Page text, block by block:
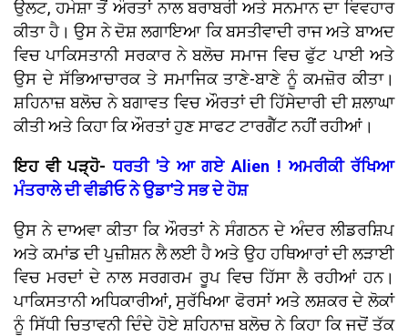
ਉਲਟ, ਹਮੇਸ਼ਾ ਤੋਂ ਔਰਤਾਂ ਨਾਲ ਬਰਾਬਰੀ ਅਤੇ ਸਨਮਾਨ ਦਾ ਵਿਵਹਾਰ
ਕੀਤਾ ਹੈ। ਉਸ ਨੇ ਦੋਸ਼ ਲਗਾਇਆ ਕਿ ਬਸਤੀਵਾਦੀ ਰਾਜ ਅਤੇ ਬਾਅਦ
ਵਿਚ ਪਾਕਿਸਤਾਨੀ ਸਰਕਾਰ ਨੇ ਬਲੋਚ ਸਮਾਜ ਵਿਚ ਫੁੱਟ ਪਾਈ ਅਤੇ
ਉਸ ਦੇ ਸੱਭਿਆਚਾਰਕ ਤੇ ਸਮਾਜਿਕ ਤਾਣੇ-ਬਾਣੇ ਨੂੰ ਕਮਜ਼ੋਰ ਕੀਤਾ।
ਸ਼ਹਿਨਾਜ਼ ਬਲੋਚ ਨੇ ਬਗਾਵਤ ਵਿਚ ਔਰਤਾਂ ਦੀ ਹਿੱਸੇਦਾਰੀ ਦੀ ਸ਼ਲਾਘਾ
ਕੀਤੀ ਅਤੇ ਕਿਹਾ ਕਿ ਔਰਤਾਂ ਹੁਣ ਸਾਫਟ ਟਾਰਗੈੱਟ ਨਹੀਂ ਰਹੀਆਂ।
ਇਹ ਵੀ ਪੜ੍ਹੋ-ਧਰਤੀ 'ਤੇ ਆ ਗਏ Alien ! ਅਮਰੀਕੀ ਰੱਖਿਆ
ਮੰਤਰਾਲੇ ਦੀ ਵੀਡੀਓ ਨੇ ਉਡਾ'ਤੇ ਸਭ ਦੇ ਹੋਸ਼
ਉਸ ਨੇ ਦਾਅਵਾ ਕੀਤਾ ਕਿ ਔਰਤਾਂ ਨੇ ਸੰਗਠਨ ਦੇ ਅੰਦਰ ਲੀਡਰਸ਼ਿਪ
ਅਤੇ ਕਮਾਂਡ ਦੀ ਪੁਜ਼ੀਸ਼ਨ ਲੈ ਲਈ ਹੈ ਅਤੇ ਉਹ ਹਥਿਆਰਾਂ ਦੀ ਲੜਾਈ
ਵਿਚ ਮਰਦਾਂ ਦੇ ਨਾਲ ਸਰਗਰਮ ਰੂਪ ਵਿਚ ਹਿੱਸਾ ਲੈ ਰਹੀਆਂ ਹਨ।
ਪਾਕਿਸਤਾਨੀ ਅਧਿਕਾਰੀਆਂ, ਸੁਰੱਖਿਆ ਫੋਰਸਾਂ ਅਤੇ ਲਸ਼ਕਰ ਦੇ ਲੋਕਾਂ
ਨੂੰ ਸਿੱਧੀ ਚਿਤਾਵਨੀ ਦਿੰਦੇ ਹੋਏ ਸ਼ਹਿਨਾਜ਼ ਬਲੋਚ ਨੇ ਕਿਹਾ ਕਿ ਜਦੋਂ ਤੱਕ